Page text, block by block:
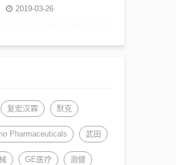
2019-03-26
复宏汉霖 默克
Pharmaceuticals 武田
GE医疗 渤健